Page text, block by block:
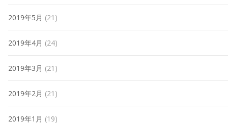
2019年5月 (21)
2019年4月 (24)
2019年3月 (21)
2019年2月 (21)
2019年1月 (19)